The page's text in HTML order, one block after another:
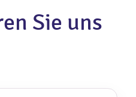
Sie uns